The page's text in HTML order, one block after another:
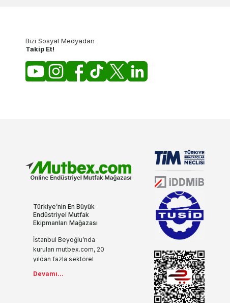
Bizi Sosyal Medyadan
Takip Et!
Türkiye’nin En Büyük
Endüstriyel Mutfak
Ekipmanları Mağazası
İstanbul Beyoğlu’nda
kurulan mutbex.com, 20
yıldan fazla sektörel
modern anlayışıyla
Devamı...